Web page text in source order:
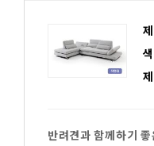
반려견과 함께하기